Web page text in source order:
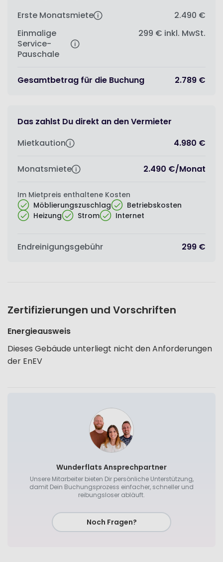
Erste Monatsmiete
2.490 €
Einmalige
Service-
Pauschale
299 € inkl. MwSt.
Gesamtbetrag für die Buchung 2.789 €
Das zahlst Du direkt an den Vermieter
Mietkaution
4.980 €
Monatsmiete 2.490 €/Monat
Im Mietpreis enthaltene Kosten
Möblierungszuschlag
Betriebskosten
Heizung
Strom Internet
Endreinigungsgebühr 299 €
Zertifizierungen und Vorschriften
Energieausweis
Dieses Gebäude unterliegt nicht den Anforderungen
der EnEV
Wunderflats Ansprechpartner
Unsere Mitarbeiter bieten Dir persönliche Unterstützung,
damit Dein Buchungsprozess einfacher, schneller und
reibungsloser abläuft.
Noch Fragen?